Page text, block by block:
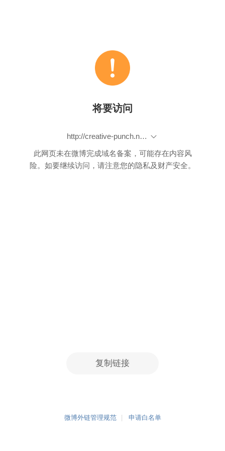
将要访问
http://creative-punch.net/2015/07/frameworks-and-libraries-for-deep-learning/
此网页未在微博完成域名备案，可能存在内容风
险。如要继续访问，请注意您的隐私及财产安全。
复制链接
微博外链管理规范 申请白名单